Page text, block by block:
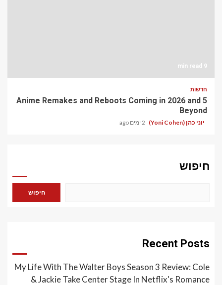
9 min read
חדשות
5 Anime Remakes and Reboots Coming in 2026 and
Beyond
יוני כהן (Yoni Cohen) 2 ימים ago
חיפוש
חיפוש
Recent Posts
My Life With The Walter Boys Season 3 Review: Cole
& Jackie Take Center Stage In Netflix's Romance